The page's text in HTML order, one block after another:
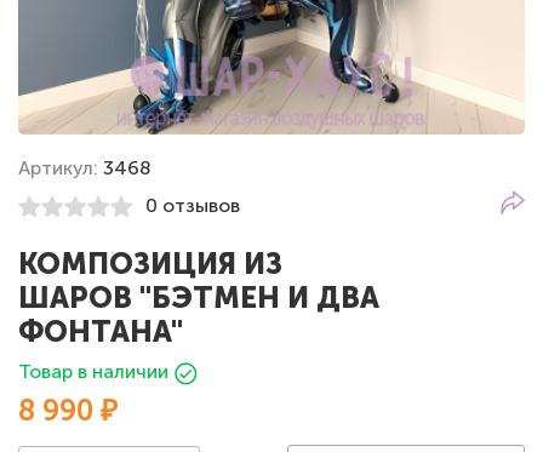
Артикул: 3468
0 отзывов
КОМПОЗИЦИЯ ИЗ
ШАРОВ "БЭТМЕН И ДВА
ФОНТАНА"
Товар в наличии
8 990 ₽